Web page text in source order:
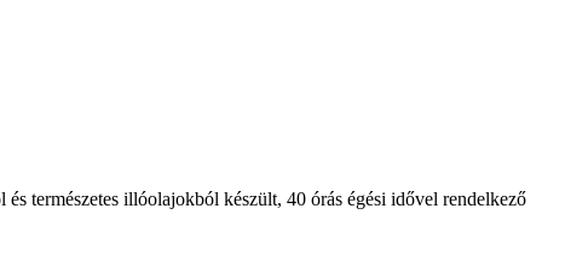
természetes illóolajokból készült, 40 órás égési idővel rendelkező